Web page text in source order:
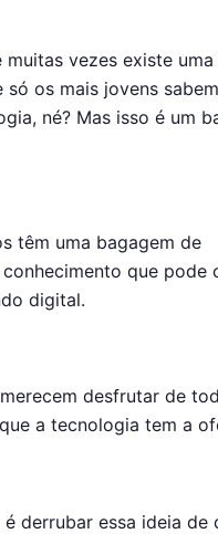
muitas vezes existe uma
só os mais jovens
né? Mas isso é um
têm uma bagagem de
que pode
digital.
desfrutar de
a tecnologia tem a
é derrubar essa ideia de